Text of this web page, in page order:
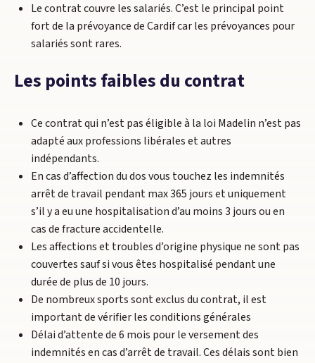
Le contrat couvre les salariés. C’est le principal point
fort de la prévoyance de Cardif car les prévoyances pour
salariés sont rares.
Les points faibles du contrat
Ce contrat qui n’est pas éligible à la loi Madelin n’est pas
adapté aux professions libérales et autres
indépendants.
En cas d’affection du dos vous touchez les indemnités
arrêt de travail pendant max 365 jours et uniquement
s’il y a eu une hospitalisation d’au moins 3 jours ou en
cas de fracture accidentelle.
Les affections et troubles d’origine physique ne sont pas
couvertes sauf si vous êtes hospitalisé pendant une
durée de plus de 10 jours.
De nombreux sports sont exclus du contrat, il est
important de vérifier les conditions générales
Délai d’attente de 6 mois pour le versement des
indemnités en cas d’arrêt de travail. Ces délais sont bien